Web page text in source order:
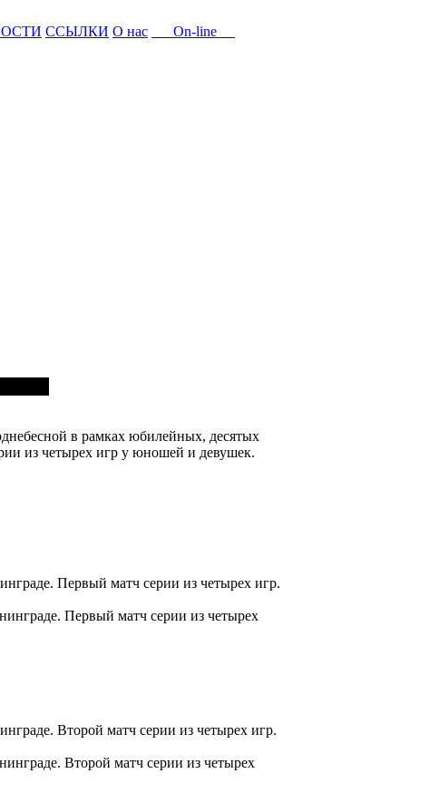
ССЫЛКИ О нас On-line
в рамках юбилейных, десятых
из четырех игр у юношей и девушек.
Первый матч серии из четырех игр.
Первый матч серии из четырех
Второй матч серии из четырех игр.
Второй матч серии из четырех